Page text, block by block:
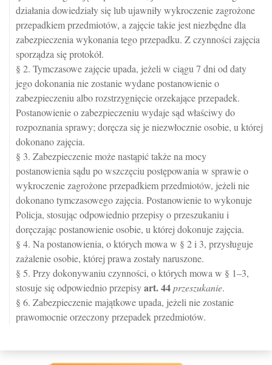
działania dowiedziały się lub ujawniły wykroczenie zagrożone
przepadkiem przedmiotów, a zajęcie takie jest niezbędne dla
zabezpieczenia wykonania tego przepadku. Z czynności zajęcia
sporządza się protokół.
§ 2. Tymczasowe zajęcie upada, jeżeli w ciągu 7 dni od daty
jego dokonania nie zostanie wydane postanowienie o
zabezpieczeniu albo rozstrzygnięcie orzekające przepadek.
Postanowienie o zabezpieczeniu wydaje sąd właściwy do
rozpoznania sprawy; doręcza się je niezwłocznie osobie, u której
dokonano zajęcia.
§ 3. Zabezpieczenie może nastąpić także na mocy
postanowienia sądu po wszczęciu postępowania w sprawie o
wykroczenie zagrożone przepadkiem przedmiotów, jeżeli nie
dokonano tymczasowego zajęcia. Postanowienie to wykonuje
Policja, stosując odpowiednio przepisy o przeszukaniu i
doręczając postanowienie osobie, u której dokonuje zajęcia.
§ 4. Na postanowienia, o których mowa w § 2 i 3, przysługuje
zażalenie osobie, której prawa zostały naruszone.
§ 5. Przy dokonywaniu czynności, o których mowa w § 1–3,
stosuje się odpowiednio przepisyart.44przeszukanie.
§ 6. Zabezpieczenie majątkowe upada, jeżeli nie zostanie
prawomocnie orzeczony przepadek przedmiotów.